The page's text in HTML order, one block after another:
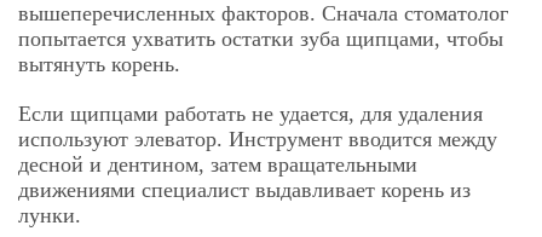
вышеперечисленных факторов. Сначала стоматолог
попытается ухватить остатки зуба щипцами, чтобы
вытянуть корень.
Если щипцами работать не удается, для удаления
используют элеватор. Инструмент вводится между
десной и дентином, затем вращательными
движениями специалист выдавливает корень из
лунки.